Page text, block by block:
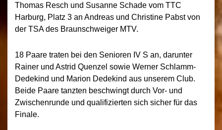
Thomas Resch und Susanne Schade vom TTC
Harburg, Platz 3 an Andreas und Christine Pabst von
der TSA des Braunschweiger MTV.
18 Paare traten bei den Senioren IV S an, darunter
Rainer und Astrid Quenzel sowie Werner Schlamm-
Dedekind und Marion Dedekind aus unserem Club.
Beide Paare tanzten beschwingt durch Vor- und
Zwischenrunde und qualifizierten sich sicher für das
Finale.